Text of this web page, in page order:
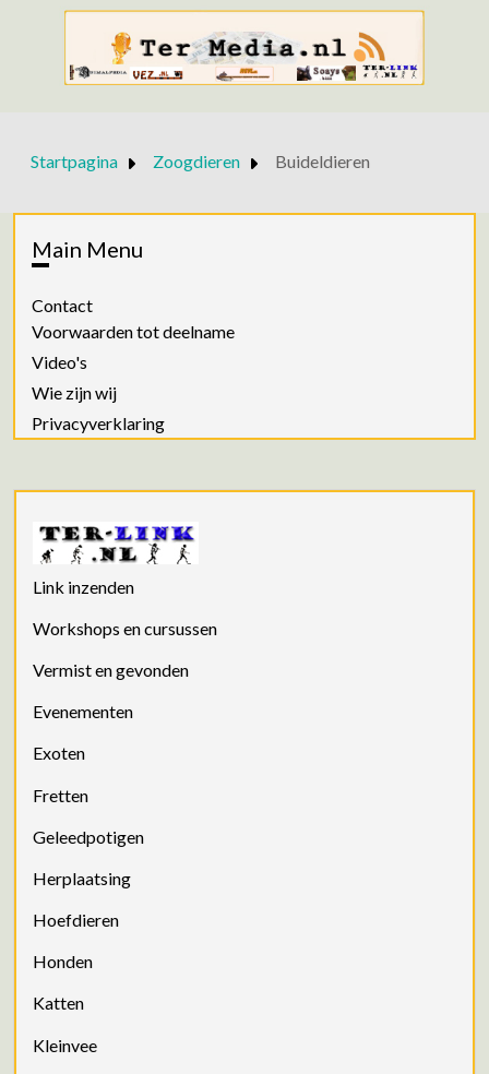
Startpagina Zoogdieren Buideldieren
Main Menu
Contact
Voorwaarden tot deelname
Video's
Wie zijn wij
Privacyverklaring
Link inzenden
Workshops en cursussen
Vermist en gevonden
Evenementen
Exoten
Fretten
Geleedpotigen
Herplaatsing
Hoefdieren
Honden
Katten
Kleinvee